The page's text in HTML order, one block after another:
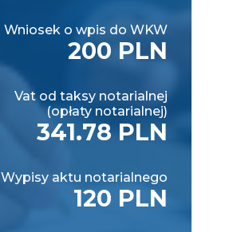
Wniosek o wpis do WKW
200 PLN
Vat od taksy notarialnej
(opłaty notarialnej)
341.78 PLN
Wypisy aktu notarialnego
120 PLN